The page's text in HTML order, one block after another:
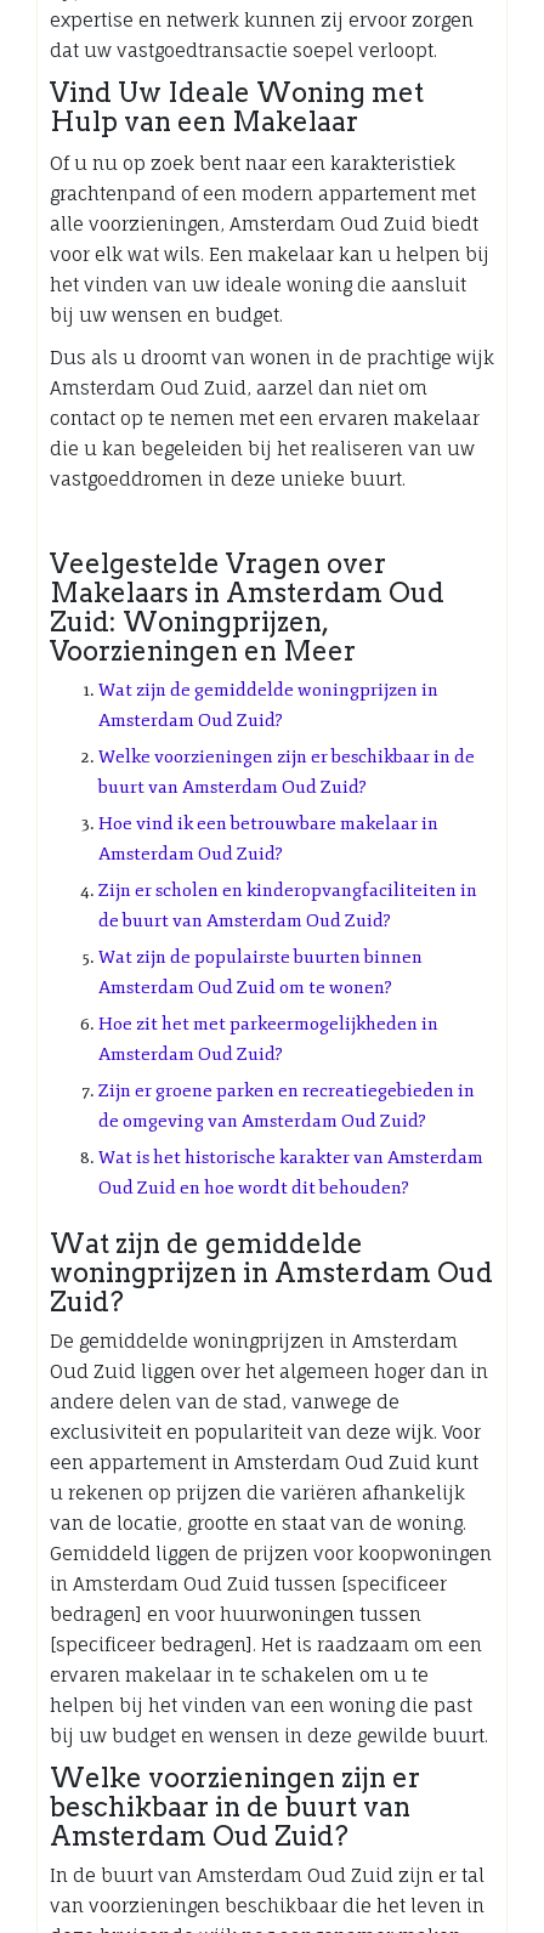
expertise en netwerk kunnen zij ervoor zorgen
dat uw vastgoedtransactie soepel verloopt.
Vind Uw Ideale Woning met
Hulp van een Makelaar
Of u nu op zoek bent naar een karakteristiek
grachtenpand of een modern appartement met
alle voorzieningen, Amsterdam Oud Zuid biedt
voor elk wat wils. Een makelaar kan u helpen bij
het vinden van uw ideale woning die aansluit
bij uw wensen en budget.
Dus als u droomt van wonen in de prachtige wijk
Amsterdam Oud Zuid, aarzel dan niet om
contact op te nemen met een ervaren makelaar
die u kan begeleiden bij het realiseren van uw
vastgoeddromen in deze unieke buurt.
Veelgestelde Vragen over
Makelaars in Amsterdam Oud
Zuid: Woningprijzen,
Voorzieningen en Meer
Wat zijn de gemiddelde woningprijzen in
Amsterdam Oud Zuid?
Welke voorzieningen zijn er beschikbaar in de
buurt van Amsterdam Oud Zuid?
Hoe vind ik een betrouwbare makelaar in
Amsterdam Oud Zuid?
Zijn er scholen en kinderopvangfaciliteiten in
de buurt van Amsterdam Oud Zuid?
Wat zijn de populairste buurten binnen
Amsterdam Oud Zuid om te wonen?
Hoe zit het met parkeermogelijkheden in
Amsterdam Oud Zuid?
Zijn er groene parken en recreatiegebieden in
de omgeving van Amsterdam Oud Zuid?
Wat is het historische karakter van Amsterdam
Oud Zuid en hoe wordt dit behouden?
Wat zijn de gemiddelde
woningprijzen in Amsterdam Oud
Zuid?
De gemiddelde woningprijzen in Amsterdam
Oud Zuid liggen over het algemeen hoger dan in
andere delen van de stad, vanwege de
exclusiviteit en populariteit van deze wijk. Voor
een appartement in Amsterdam Oud Zuid kunt
u rekenen op prijzen die variëren afhankelijk
van de locatie, grootte en staat van de woning.
Gemiddeld liggen de prijzen voor koopwoningen
in Amsterdam Oud Zuid tussen [specificeer
bedragen] en voor huurwoningen tussen
[specificeer bedragen]. Het is raadzaam om een
ervaren makelaar in te schakelen om u te
helpen bij het vinden van een woning die past
bij uw budget en wensen in deze gewilde buurt.
Welke voorzieningen zijn er
beschikbaar in de buurt van
Amsterdam Oud Zuid?
In de buurt van Amsterdam Oud Zuid zijn er tal
van voorzieningen beschikbaar die het leven in